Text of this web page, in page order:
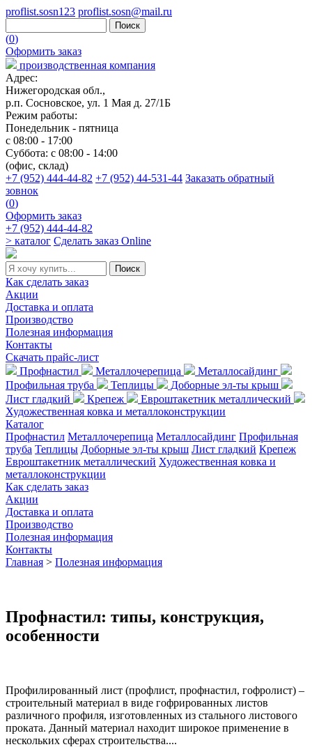
proflist.sosn123 proflist.sosn@mail.ru
(0)
Оформить заказ
производственная компания
Адрес:
Нижегородская обл.,
р.п. Сосновское, ул. 1 Мая д. 27/1Б
Режим работы:
Понедельник - пятница
с 08:00 - 17:00
Суббота: с 08:00 - 14:00
(офис, склад)
+7 (952) 444-44-82 +7 (952) 44-531-44 Заказать обратный
зовнок
(0)
Оформить заказ
+7 (952) 444-44-82
> каталог Сделать заказ Online
Как сделать заказ
Акции
Доставка и оплата
Производство
Полезная информация
Контакты
Скачать прайс-лист
Профнастил
Металлочерепица
Металлосайдинг
Профильная труба
Теплицы
Доборные эл-ты крыш
Лист гладкий
Крепеж
Евроштакетник металлический
Художественная ковка и металлоконструкции
Каталог
Профнастил Металлочерепица Металлосайдинг Профильная
труба Теплицы Доборные эл-ты крыш Лист гладкий Крепеж
Евроштакетник металлический Художественная ковка и
металлоконструкции
Как сделать заказ
Акции
Доставка и оплата
Производство
Полезная информация
Контакты
Главная > Полезная информация
Профнастил: типы, конструкция,
особенности
Профилированный лист (профлист, профнастил, гофролист) –
строительный материал в виде гофрированных листов
различного профиля, изготовленных из стального листового
проката. Данный материал находит широкое применение в
нескольких сферах строительства....